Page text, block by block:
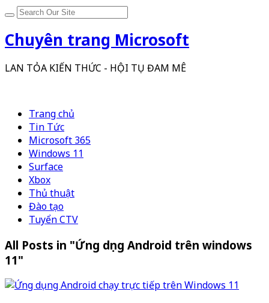
Chuyên trang Microsoft
LAN TỎA KIẾN THỨC - HỘI TỤ ĐAM MÊ
Trang chủ
Tin Tức
Microsoft 365
Windows 11
Surface
Xbox
Thủ thuật
Đào tạo
Tuyển CTV
All Posts in "Ứng dụng Android trên windows
11"